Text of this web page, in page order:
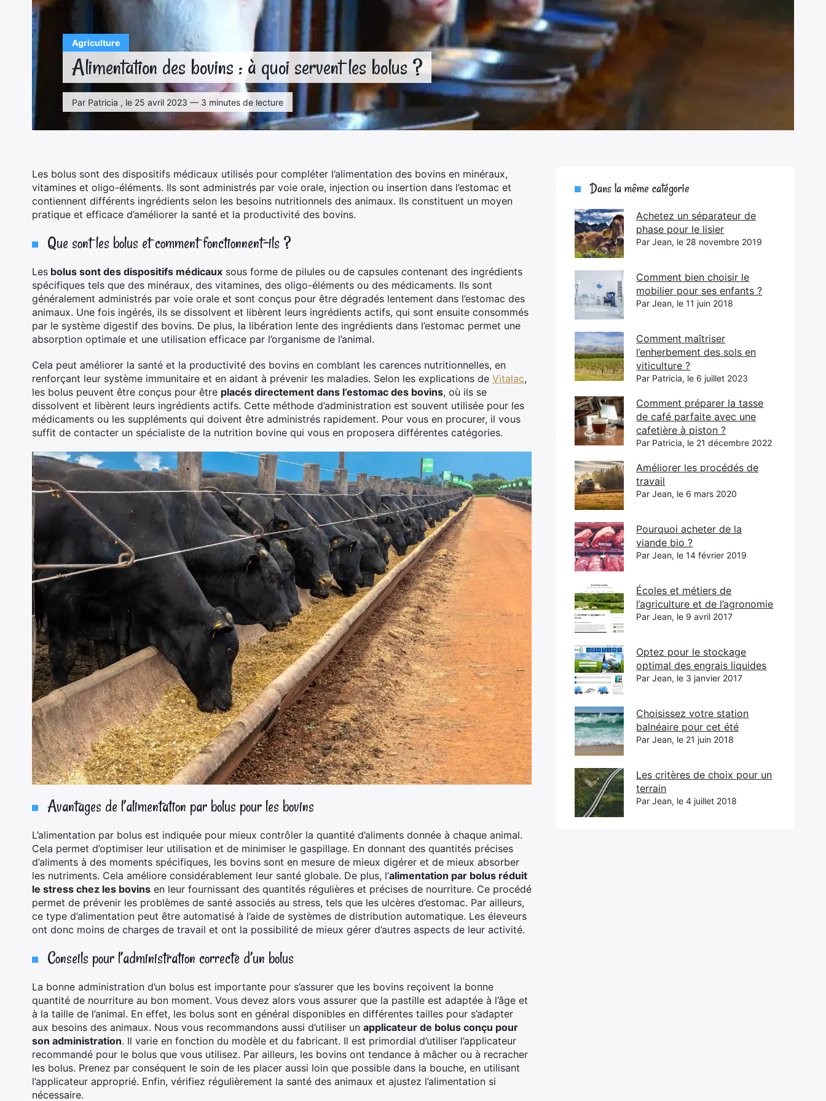
Agriculture
Alimentation des bovins : à quoi servent les bolus ?
Par Patricia , le 25 avril 2023 — 3 minutes de lecture
Les bolus sont des dispositifs médicaux utilisés pour compléter l’alimentation des bovins en minéraux,
vitamines et oligo-éléments. Ils sont administrés par voie orale, injection ou insertion dans l’estomac et
contiennent différents ingrédients selon les besoins nutritionnels des animaux. Ils constituent un moyen
pratique et efficace d’améliorer la santé et la productivité des bovins.
Que sont les bolus et comment fonctionnent-ils ?
Les bolus sont des dispositifs médicaux sous forme de pilules ou de capsules contenant des ingrédients
spécifiques tels que des minéraux, des vitamines, des oligo-éléments ou des médicaments. Ils sont
généralement administrés par voie orale et sont conçus pour être dégradés lentement dans l’estomac des
animaux. Une fois ingérés, ils se dissolvent et libèrent leurs ingrédients actifs, qui sont ensuite consommés
par le système digestif des bovins. De plus, la libération lente des ingrédients dans l’estomac permet une
absorption optimale et une utilisation efficace par l’organisme de l’animal.
Cela peut améliorer la santé et la productivité des bovins en comblant les carences nutritionnelles, en
renforçant leur système immunitaire et en aidant à prévenir les maladies. Selon les explications de Vitalac,
les bolus peuvent être conçus pour être placés directement dans l’estomac des bovins, où ils se
dissolvent et libèrent leurs ingrédients actifs. Cette méthode d’administration est souvent utilisée pour les
médicaments ou les suppléments qui doivent être administrés rapidement. Pour vous en procurer, il vous
suffit de contacter un spécialiste de la nutrition bovine qui vous en proposera différentes catégories.
Avantages de l’alimentation par bolus pour les bovins
L’alimentation par bolus est indiquée pour mieux contrôler la quantité d’aliments donnée à chaque animal.
Cela permet d’optimiser leur utilisation et de minimiser le gaspillage. En donnant des quantités précises
d’aliments à des moments spécifiques, les bovins sont en mesure de mieux digérer et de mieux absorber
les nutriments. Cela améliore considérablement leur santé globale. De plus, l’alimentation par bolus réduit
le stress chez les bovins en leur fournissant des quantités régulières et précises de nourriture. Ce procédé
permet de prévenir les problèmes de santé associés au stress, tels que les ulcères d’estomac. Par ailleurs,
ce type d’alimentation peut être automatisé à l’aide de systèmes de distribution automatique. Les éleveurs
ont donc moins de charges de travail et ont la possibilité de mieux gérer d’autres aspects de leur activité.
Conseils pour l’administration correcte d’un bolus
La bonne administration d’un bolus est importante pour s’assurer que les bovins reçoivent la bonne
quantité de nourriture au bon moment. Vous devez alors vous assurer que la pastille est adaptée à l’âge et
à la taille de l’animal. En effet, les bolus sont en général disponibles en différentes tailles pour s’adapter
aux besoins des animaux. Nous vous recommandons aussi d’utiliser un applicateur de bolus conçu pour
son administration. Il varie en fonction du modèle et du fabricant. Il est primordial d’utiliser l’applicateur
recommandé pour le bolus que vous utilisez. Par ailleurs, les bovins ont tendance à mâcher ou à recracher
les bolus. Prenez par conséquent le soin de les placer aussi loin que possible dans la bouche, en utilisant
l’applicateur approprié. Enfin, vérifiez régulièrement la santé des animaux et ajustez l’alimentation si
nécessaire.
Dans la même catégorie
Achetez un séparateur de
phase pour le lisier
Par Jean, le 28 novembre 2019
Comment bien choisir le
mobilier pour ses enfants ?
Par Jean, le 11 juin 2018
Comment maîtriser
l’enherbement des sols en
viticulture ?
Par Patricia, le 6 juillet 2023
Comment préparer la tasse
de café parfaite avec une
cafetière à piston ?
Par Patricia, le 21 décembre 2022
Améliorer les procédés de
travail
Par Jean, le 6 mars 2020
Pourquoi acheter de la
viande bio ?
Par Jean, le 14 février 2019
Écoles et métiers de
l’agriculture et de l’agronomie
Par Jean, le 9 avril 2017
Optez pour le stockage
optimal des engrais liquides
Par Jean, le 3 janvier 2017
Choisissez votre station
balnéaire pour cet été
Par Jean, le 21 juin 2018
Les critères de choix pour un
terrain
Par Jean, le 4 juillet 2018